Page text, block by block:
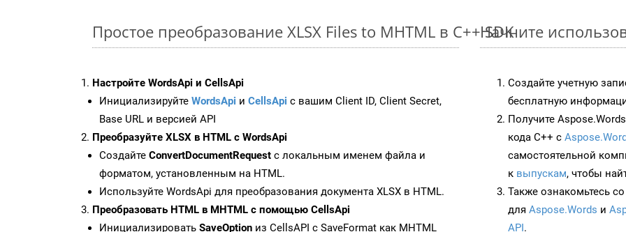
Простое преобразование XLSX Files to MHTML в C++ SDK
Настройте WordsApi и CellsApi
Инициализируйте WordsApi и CellsApi с вашим Client ID, Client Secret,
Base URL и версией API
Преобразуйте XLSX в HTML с WordsApi
Создайте ConvertDocumentRequest с локальным именем файла и
форматом, установленным на HTML.
Используйте WordsApi для преобразования документа XLSX в HTML.
Преобразовать HTML в MHTML с помощью CellsApi
Инициализировать SaveOption из CellsAPI с SaveFormat как MHTML
Начните
Создайте учетную
бесплатную
Получите
кода C++ с
самостоятельной
к выпускам, чтобы
Также ознакомьтесь
для Aspose.Words и
API.